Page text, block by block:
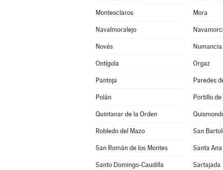
Montesclaros Mora
Navalmoralejo
Novés
Ontígola Orgaz
Pantoja Paredes
Polán Portillo de
Quintanar de la Orden
Robledo del Mazo San
San Román de los Montes Santa
Santo Domingo-Caudilla Sartajada